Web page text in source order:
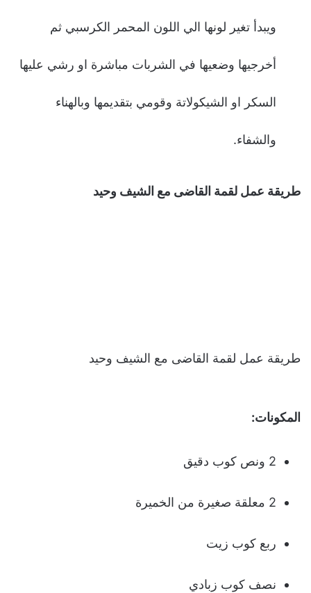
ويبدأ تغير لونها الي اللون المحمر الكرسبي ثم
أخرجيها وضعيها في الشربات مباشرة او رشي عليها
السكر او الشيكولاتة وقومي بتقديمها وبالهناء
والشفاء.
طريقة عمل لقمة القاضى مع الشيف وحيد
طريقة عمل لقمة القاضى مع الشيف وحيد
المكونات:
2 ونص كوب دقيق
2 معلقة صغيرة من الخميرة
ربع كوب زيت
نصف كوب زبادي